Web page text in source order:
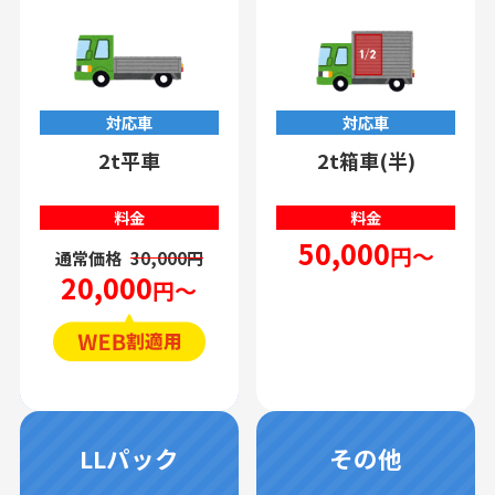
対応車
2t平車
料金
通常価格 30,000円
20,000円～
対応車
2t箱車(半)
料金
50,000円～
LLパック その他